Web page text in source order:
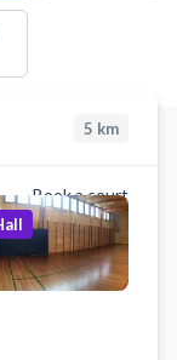
5 km
Book a court